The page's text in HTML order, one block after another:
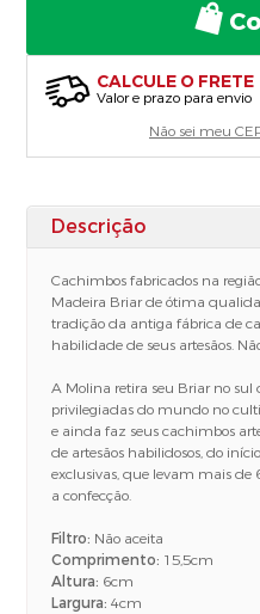
CALCULE O FRETE
Valor e prazo para envio
Não sei meu
Descrição
Cachimbos fabricados na
Madeira Briar de ótima
tradição da antiga fábrica de
habilidade de seus artesãos.
A Molina retira seu Briar no
privilegiadas do mundo no
e ainda faz seus cachimbos
de artesãos habilidosos, do
exclusivas, que levam mais de
a confecção.
Filtro: Não aceita
Comprimento: 15,5cm
Altura: 6cm
Largura: 4cm